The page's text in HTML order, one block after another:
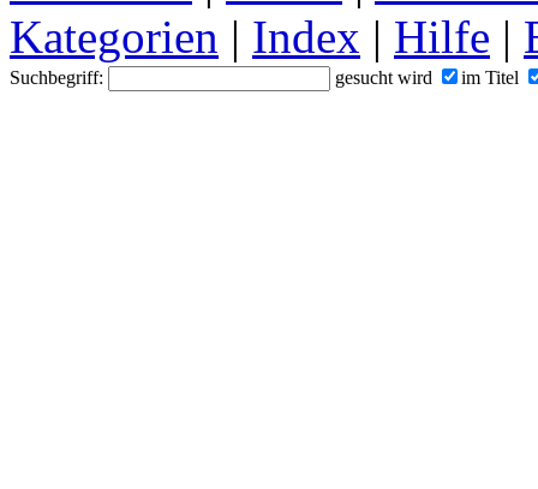
Kategorien | Index | Hilfe |
Suchbegriff: gesucht wird im Titel